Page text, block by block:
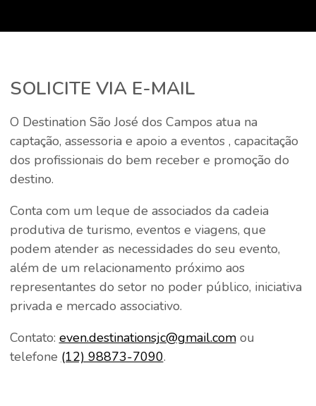
SOLICITE VIA E-MAIL
O Destination São José dos Campos atua na
captação, assessoria e apoio a eventos , capacitação
dos profissionais do bem receber e promoção do
destino.
Conta com um leque de associados da cadeia
produtiva de turismo, eventos e viagens, que
podem atender as necessidades do seu evento,
além de um relacionamento próximo aos
representantes do setor no poder público, iniciativa
privada e mercado associativo.
Contato: even.destinationsjc@gmail.comou
telefone (12) 98873-7090.